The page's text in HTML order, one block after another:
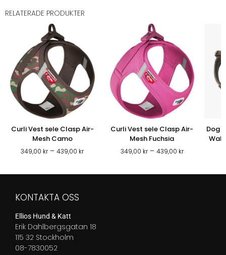
RELATERADE PRODUKTER
Curli Vest sele Clasp Air-
Mesh Camo
349,00 kr – 439,00 krPrisintervall:
Curli Vest sele Clasp Air-
Mesh Fuchsia
349,00 kr – 439,00 krPrisintervall:
Dog
KONTAKTA OSS
Ellios Hund & Katt
Erik Dahlbergsgatan 18
115 32 Stockholm
08-7830052